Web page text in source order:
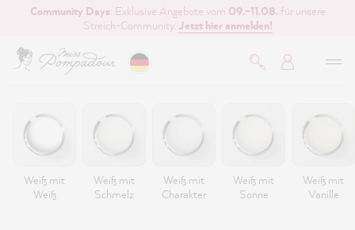
springen
Community Days: Exklusive Angebote vom 09.–11.08. für unsere
Streich-Community. Jetzt hier anmelden!
Weiß mit
Weiß
Weiß mit
Schmelz
Weiß mit
Charakter
Weiß mit
Sonne
Weiß mit
Vanille